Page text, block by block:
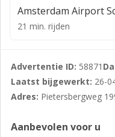
Amsterdam Airport
21 min. rijden
Advertentie ID: 58871
Laatst bijgewerkt: 26-
Adres: Pietersbergweg
Aanbevolen voor u